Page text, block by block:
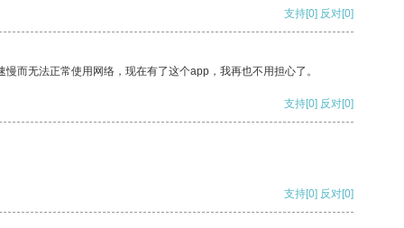
支持[0] 反对[0]
而无法正常使用网络，现在有了这个app，我再也不用担心了。
支持[0] 反对[0]
支持[0] 反对[0]